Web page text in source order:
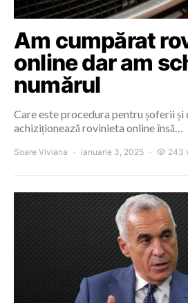
Am cumpărat
online dar am
numărul
Care este procedura pentru șoferii și
achiziționează rovinieta online însă…
Soare Viviana ianuarie 3, 2025 243